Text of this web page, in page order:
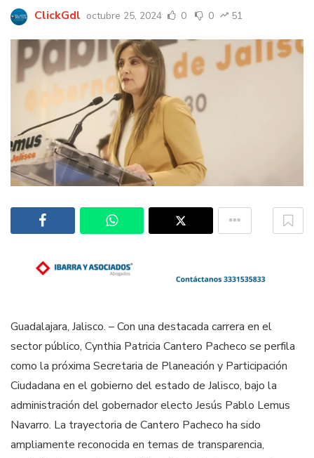
ClickGdl octubre 25, 2024 0 0 51
Guadalajara, Jalisco. – Con una destacada carrera en el
sector público, Cynthia Patricia Cantero Pacheco se perfila
como la próxima Secretaria de Planeación y Participación
Ciudadana en el gobierno del estado de Jalisco, bajo la
administración del gobernador electo Jesús Pablo Lemus
Navarro. La trayectoria de Cantero Pacheco ha sido
ampliamente reconocida en temas de transparencia,